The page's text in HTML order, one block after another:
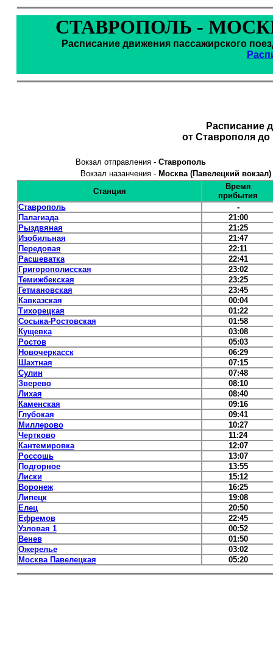
СТАВРОПОЛЬ -
Расписание движения пассажирского
Расписание
от Ставрополя
Вокзал отправления - Ставрополь
Вокзал назанчения - Москва (Павелецкий вокзал)
Станция
Время
прибытия
Ставрополь
-
Палагиада
21:00
Рыздвяная
21:25
Изобильная
21:47
Передовая
22:11
Расшеватка
22:41
Григорополисская
23:02
Темижбекская
23:25
Гетмановская
23:45
Кавказская
00:04
Тихорецкая
01:22
Сосыка-Ростовская
01:58
Кущевка
03:08
Ростов
05:03
Новочеркасск
06:29
Шахтная
07:15
Сулин
07:48
Зверево
08:10
Лихая
08:40
Каменская
09:16
Глубокая
09:41
Миллерово
10:27
Чертково
11:24
Кантемировка
12:07
Россошь
13:07
Подгорное
13:55
Лиски
15:12
Воронеж
16:25
Липецк
19:08
Елец
20:50
Ефремов
22:45
Узловая 1
00:52
Венев
01:50
Ожерелье
03:02
Москва Павелецкая
05:20